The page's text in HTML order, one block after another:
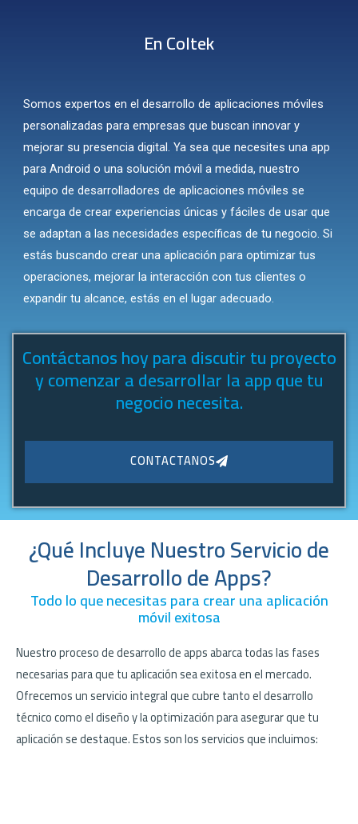
En Coltek
Somos expertos en eldesarrollo de aplicaciones móviles
personalizadas para empresas que buscan innovar y
mejorar su presencia digital. Ya sea que necesites unaapp
para Android o una solución móvil a medida, nuestro
equipo dedesarrolladores de aplicaciones móviles se
encarga de crear experiencias únicas y fáciles de usar que
se adaptan a las necesidades específicas de tu negocio. Si
estás buscandocrear una aplicación para optimizar tus
operaciones, mejorar la interacción con tus clientes o
expandir tu alcance, estás en el lugar adecuado.
Contáctanos hoy para discutir tu proyecto
y comenzar a desarrollar la app que tu
negocio necesita.
CONTACTANOS
¿Qué Incluye Nuestro Servicio de
Desarrollo de Apps?
Todo lo que necesitas para crear una aplicación
móvil exitosa
Nuestro proceso de desarrollo de apps abarca todas las fases
necesarias para que tu aplicación sea exitosa en el mercado.
Ofrecemos un servicio integral que cubre tanto el desarrollo
técnico como el diseño y la optimización para asegurar que tu
aplicación se destaque. Estos son los servicios que incluimos: